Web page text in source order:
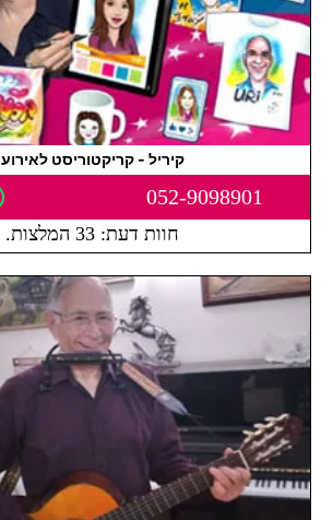
קיריל - קריקטוריסט לאירוע
052-9098901
חוות דעת: 33 המלצות.